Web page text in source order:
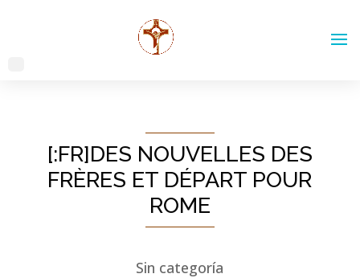
[:FR]DES NOUVELLES DES
FRÈRES ET DÉPART POUR
ROME
Sin categoría